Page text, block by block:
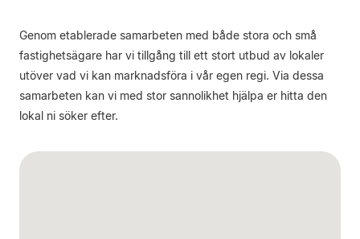
Genom etablerade samarbeten med både stora och små
fastighetsägare har vi tillgång till ett stort utbud av lokaler
utöver vad vi kan marknadsföra i vår egen regi. Via dessa
samarbeten kan vi med stor sannolikhet hjälpa er hitta den
lokal ni söker efter.